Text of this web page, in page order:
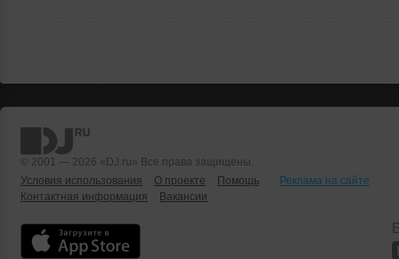
© 2001 — 2026 «DJ.ru» Все права защищены.
Условия использования
О проекте Помощь
Реклама на сайте
Контактная информация
Вакансии